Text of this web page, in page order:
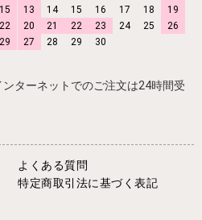
15
22
29
13
14 15 16 17 18
19
20
21 22 23 24 25
26
27
28 29 30
ターネットでのご注文は24時間受
よくある質問
特定商取引法に基づく表記